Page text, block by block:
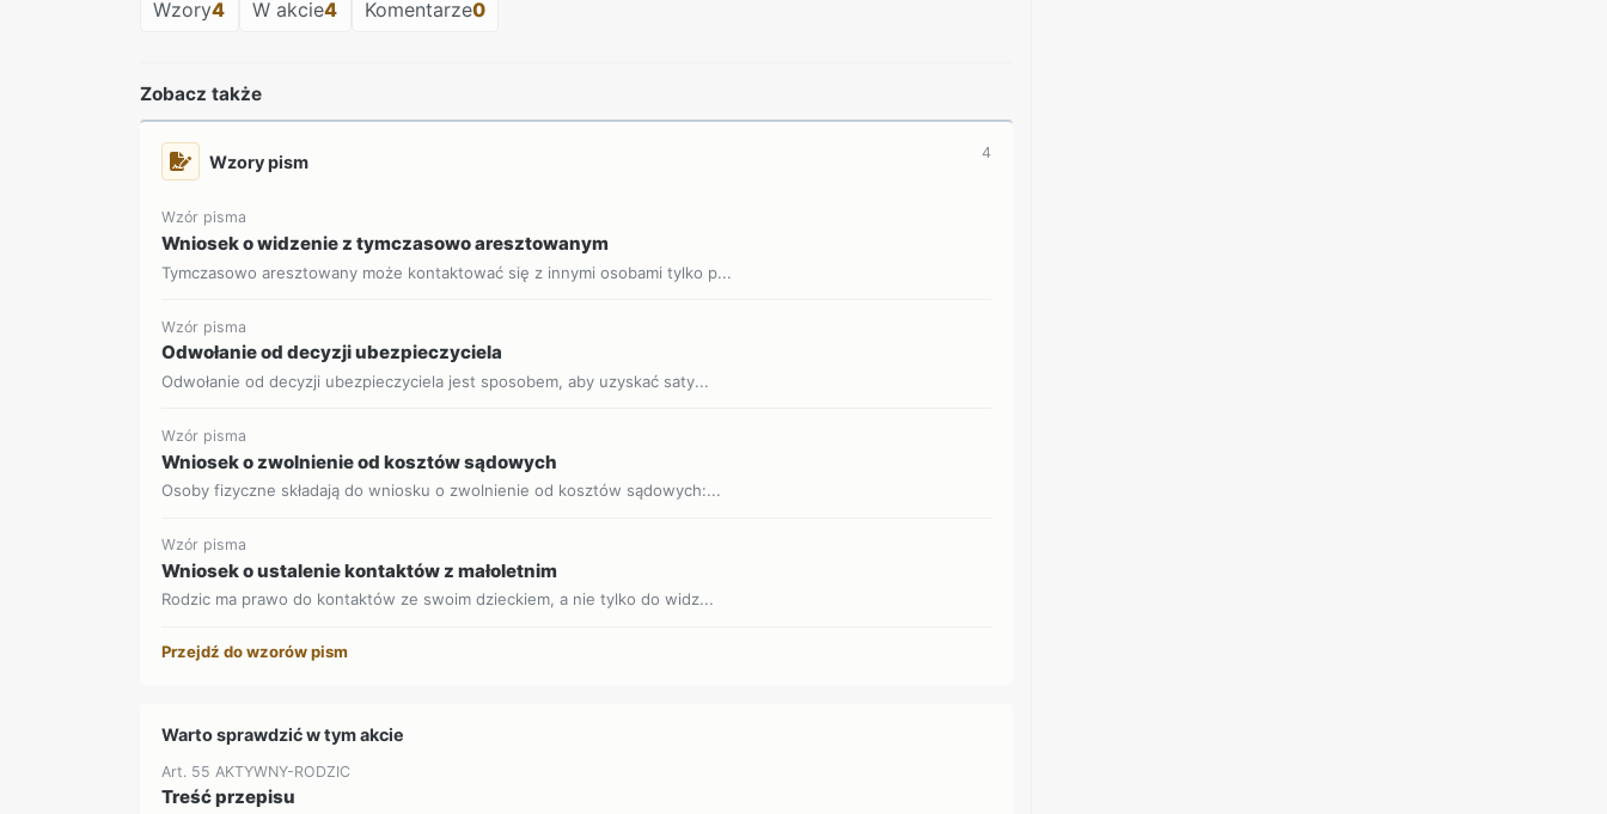
Wzory4 W akcie4 Komentarze0
Zobacz także
Wzory pism 4
Wzór pisma
Wniosek o widzenie z tymczasowo aresztowanym
Tymczasowo aresztowany może kontaktować się z innymi osobami tylko p...
Wzór pisma
Odwołanie od decyzji ubezpieczyciela
Odwołanie od decyzji ubezpieczyciela jest sposobem, aby uzyskać saty...
Wzór pisma
Wniosek o zwolnienie od kosztów sądowych
Osoby fizyczne składają do wniosku o zwolnienie od kosztów sądowych:...
Wzór pisma
Wniosek o ustalenie kontaktów z małoletnim
Rodzic ma prawo do kontaktów ze swoim dzieckiem, a nie tylko do widz...
Przejdź do wzorów pism
Warto sprawdzić w tym akcie
Art. 55 AKTYWNY-RODZIC
Treść przepisu